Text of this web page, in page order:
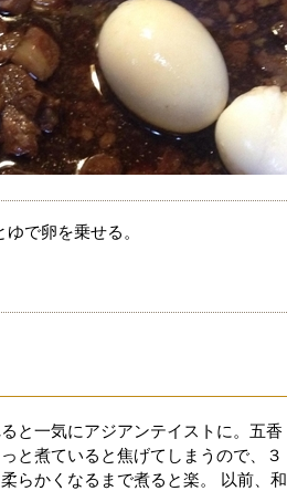
で卵を乗せる。
と一気にアジアンテイストに。五香
と煮ていると焦げてしまうので、３
らかくなるまで煮ると楽。 以前、和